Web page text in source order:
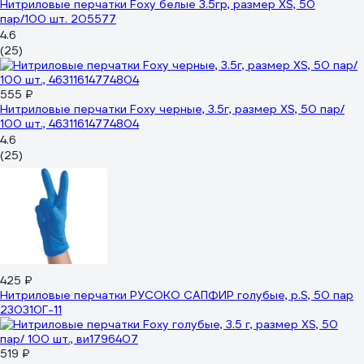
Нитриловые перчатки Foxy белые 3.5гр, размер ХS, 50
пар/100 шт. 205577
4.6
(25)
555 ₽
Нитриловые перчатки Foxy черные, 3.5г, размер ХS, 50 пар/
100 шт., 46311614774804
4.6
(25)
425 ₽
Нитриловые перчатки РУСОКО САПФИР голубые, р.S, 50 пар
230310Г-11
519 ₽